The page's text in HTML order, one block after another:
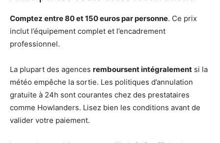
Comptez entre 80 et 150 euros par personne. Ce prix
inclut l’équipement complet et l’encadrement
professionnel.
La plupart des agences remboursent intégralement si la
météo empêche la sortie. Les politiques d’annulation
gratuite à 24h sont courantes chez des prestataires
comme Howlanders. Lisez bien les conditions avant de
valider votre paiement.